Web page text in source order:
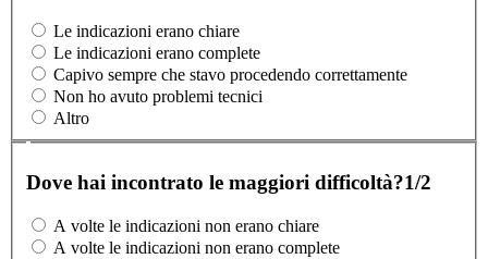
Le indicazioni erano chiare
Le indicazioni erano complete
Capivo sempre che stavo procedendo correttamente
Non ho avuto problemi tecnici
Altro
Dove hai incontrato le maggiori difficoltà?1/2
A volte le indicazioni non erano chiare
A volte le indicazioni non erano complete